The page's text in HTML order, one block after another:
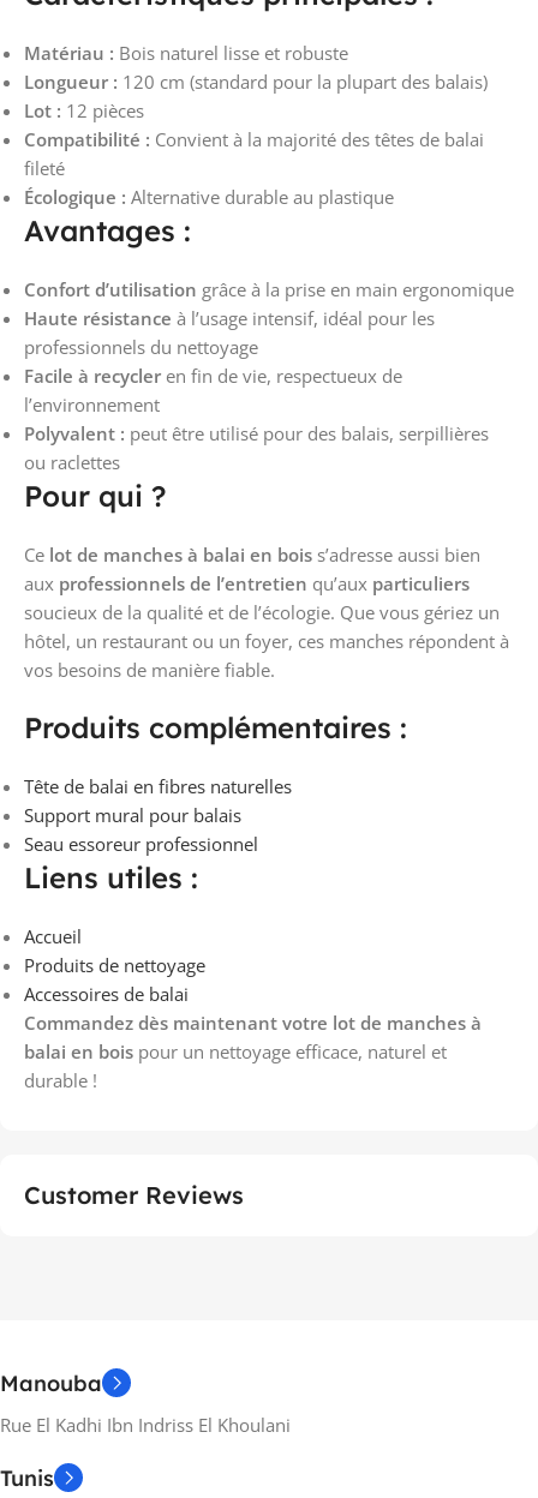
Matériau : Bois naturel lisse et robuste
Longueur : 120 cm (standard pour la plupart des balais)
Lot : 12 pièces
Compatibilité : Convient à la majorité des têtes de balai
fileté
Écologique : Alternative durable au plastique
Avantages :
Confort d’utilisation grâce à la prise en main ergonomique
Haute résistance à l’usage intensif, idéal pour les
professionnels du nettoyage
Facile à recycler en fin de vie, respectueux de
l’environnement
Polyvalent : peut être utilisé pour des balais, serpillières
ou raclettes
Pour qui ?
Ce lot de manches à balai en bois s’adresse aussi bien
aux professionnels de l’entretien qu’aux particuliers
soucieux de la qualité et de l’écologie. Que vous gériez un
hôtel, un restaurant ou un foyer, ces manches répondent à
vos besoins de manière fiable.
Produits complémentaires :
Tête de balai en fibres naturelles
Support mural pour balais
Seau essoreur professionnel
Liens utiles :
Accueil
Produits de nettoyage
Accessoires de balai
Commandez dès maintenant votre lot de manches à
balai en bois pour un nettoyage efficace, naturel et
durable !
Customer Reviews
Manouba
Rue El Kadhi Ibn Indriss El Khoulani
Tunis